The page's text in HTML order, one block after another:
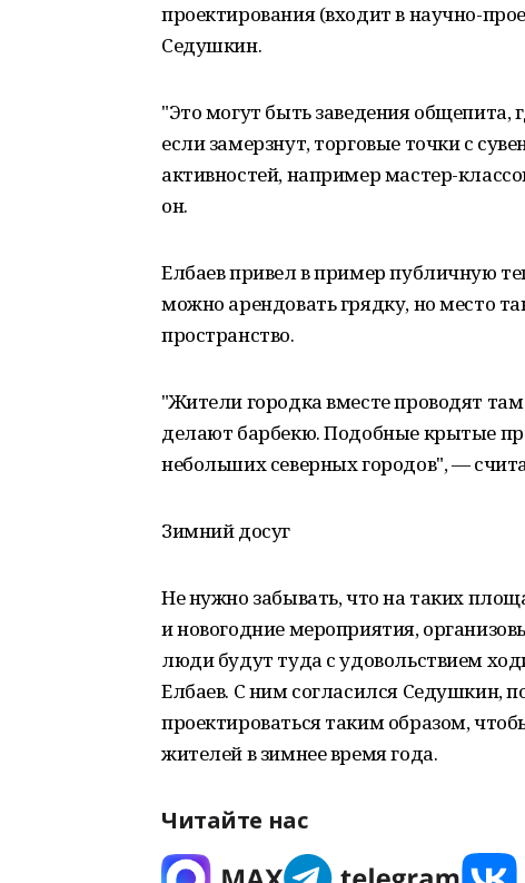
проектирования (входит в научно-
Седушкин.
"Это могут быть заведения общепита,
если замерзнут, торговые точки с
активностей, например мастер-
он.
Елбаев привел в пример публичную
можно арендовать грядку, но место
пространство.
"Жители городка вместе проводят
делают барбекю. Подобные крытые
небольших северных городов", —
Зимний досуг
Не нужно забывать, что на таких
и новогодние мероприятия,
люди будут туда с удовольствием
Елбаев. С ним согласился Седушкин,
проектироваться таким образом,
жителей в зимнее время года.
Читайте нас